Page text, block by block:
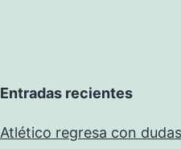
Entradas recientes
Atlético regresa con